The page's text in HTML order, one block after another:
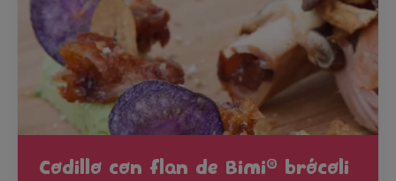
Codillo con flan de Bimi® brócoli